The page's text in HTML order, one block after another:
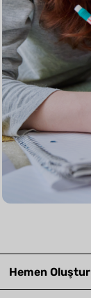
Hemen Oluştur